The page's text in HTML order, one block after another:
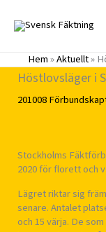
innehåll
Hem»Aktuellt»
Höstlovsläger i
201008
Stockholms
2020 för florett och
Lägret riktar sig
senare. Antalet
och 15 värja. De